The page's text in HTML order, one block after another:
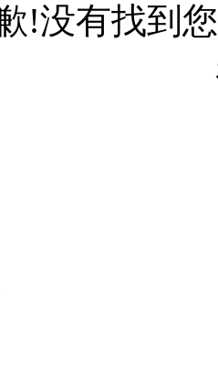
!没有找到